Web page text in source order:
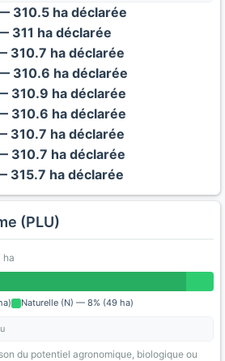
310.5 ha déclarée
311 ha déclarée
310.7 ha déclarée
310.6 ha déclarée
310.9 ha déclarée
310.6 ha déclarée
310.7 ha déclarée
310.7 ha déclarée
315.7 ha déclarée
(PLU)
ha
Naturelle (N) — 8% (49 ha)
du potentiel agronomique, biologique ou